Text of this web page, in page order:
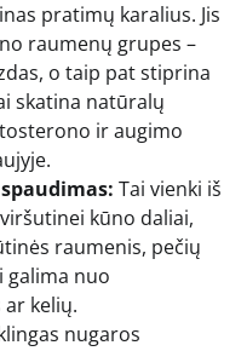
pratimų karalius. Jis
raumenų grupes –
o taip pat stiprina
skatina natūralų
ir augimo
Tai vienki iš
kūno daliai,
raumenis, pečių
galima nuo
kelių.
nugaros